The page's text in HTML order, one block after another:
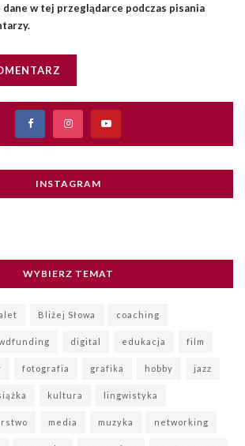
dane w tej przeglądarce podczas pisania
INSTAGRAM
WYBIERZ TEMAT
Bliżej Słowa coaching
digital edukacja film
fotografia grafika hobby jazz
kultura lingwistyka
media muzyka networking